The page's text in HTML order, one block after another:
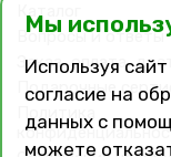
Каталог
Вопросы и ответы
Заказ, оплата,
Подарочные
Мы
Используя
согласие на
данных с
можете